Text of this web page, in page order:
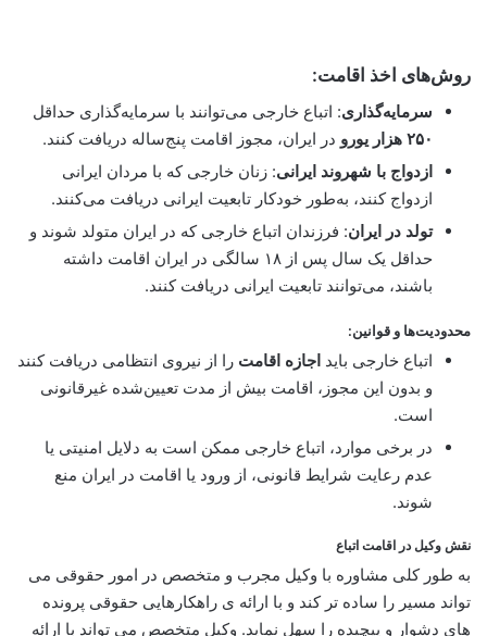
روش‌های اخذ اقامت:
سرمایه‌گذاری: اتباع خارجی می‌توانند با سرمایه‌گذاری حداقل
۲۵۰ هزار یورو
در ایران، مجوز اقامت پنج‌ساله دریافت کنند.
ازدواج با شهروند ایرانی: زنان خارجی که با مردان ایرانی
ازدواج کنند، به‌طور خودکار تابعیت ایرانی دریافت می‌کنند.
تولد در ایران: فرزندان اتباع خارجی که در ایران متولد شوند و
حداقل یک سال پس از ۱۸ سالگی در ایران اقامت داشته
باشند، می‌توانند تابعیت ایرانی دریافت کنند.
محدودیت‌ها و قوانین:
اتباع خارجی باید اجازه اقامت را از نیروی انتظامی دریافت کنند
و بدون این مجوز، اقامت بیش از مدت تعیین‌شده غیرقانونی
است.
در برخی موارد، اتباع خارجی ممکن است به دلایل امنیتی یا
عدم رعایت شرایط قانونی، از ورود یا اقامت در ایران منع
شوند.
نقش وکیل در اقامت اتباع
به طور کلی مشاوره با وکیل مجرب و متخصص در امور حقوقی می
تواند مسیر را ساده تر کند و با ارائه ی راهکارهایی حقوقی پرونده
های دشوار و پیچیده را سهل نماید. وکیل متخصص می تواند با ارائه